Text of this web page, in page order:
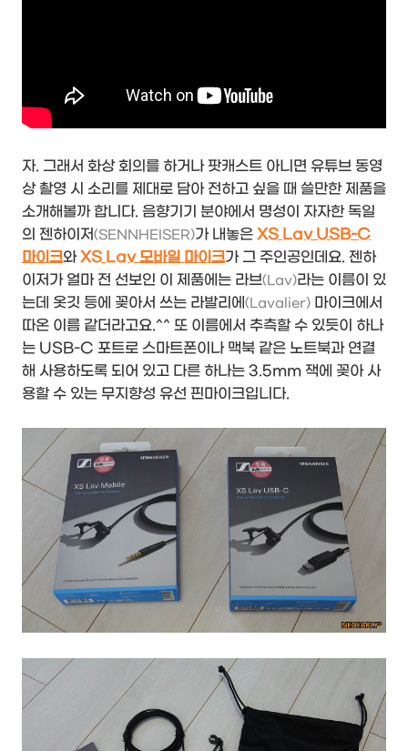
자. 그래서 화상 회의를 하거나 팟캐스트 아니면 유튜브 동영
상 촬영 시 소리를 제대로 담아 전하고 싶을 때 쓸만한 제품을
소개해볼까 합니다. 음향기기 분야에서 명성이 자자한 독일
의 젠하이저(SENNHEISER)가 내놓은 XS Lav USB-C
마이크와XS Lav 모바일 마이크가 그 주인공인데요. 젠하
이저가 얼마 전 선보인 이 제품에는 라브(Lav)라는 이름이 있
는데 옷깃 등에 꽂아서 쓰는 라발리에 (Lavalier) 마이크에서
따온 이름 같더라고요.^^ 또 이름에서 추측할 수 있듯이 하나
는 USB-C 포트로 스마트폰이나 맥북 같은 노트북과 연결
해 사용하도록 되어 있고 다른 하나는 3.5mm 잭에 꽂아 사
용할 수 있는 무지향성 유선 핀마이크입니다.